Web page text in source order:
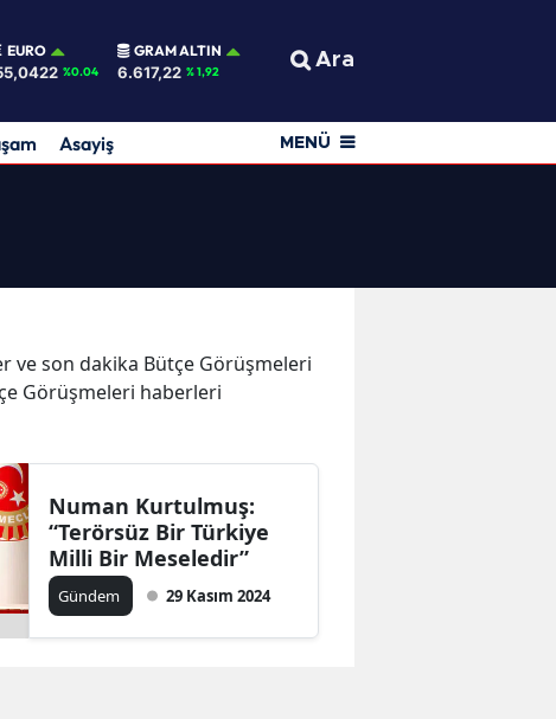
EURO
%0.04
GRAM ALTIN
6.617,22 % 1,92 Ara
Asayiş MENÜ
ve son dakika Bütçe Görüşmeleri
Görüşmeleri haberleri
Numan Kurtulmuş:
“Terörsüz Bir Türkiye
Milli Bir Meseledir”
Gündem 29 Kasım 2024